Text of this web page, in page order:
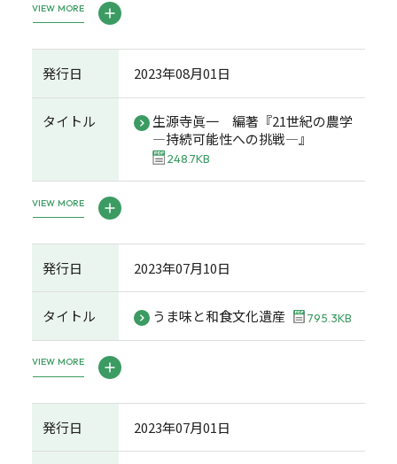
VIEW MORE
発行日 2023年08月01日
タイトル
生源寺眞一 編著『21世紀の農学
―持続可能性への挑戦―』
248.7KB
VIEW MORE
発行日 2023年07月10日
タイトル うま味と和食文化遺産 795.3KB
VIEW MORE
発行日 2023年07月01日